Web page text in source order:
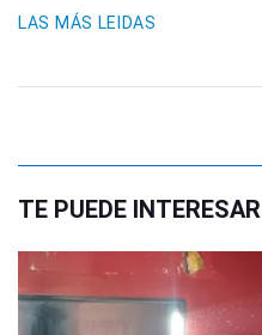
LAS MÁS LEIDAS
TE PUEDE INTERESAR